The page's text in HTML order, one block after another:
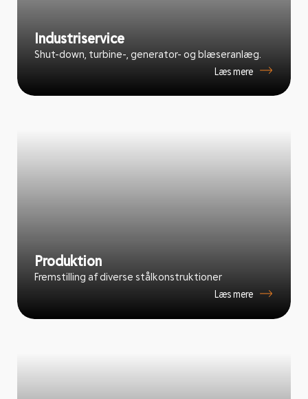
Industriservice
Shut-down, turbine-, generator- og blæseranlæg.
Læs mere
Produktion
Fremstilling af diverse stålkonstruktioner
Læs mere